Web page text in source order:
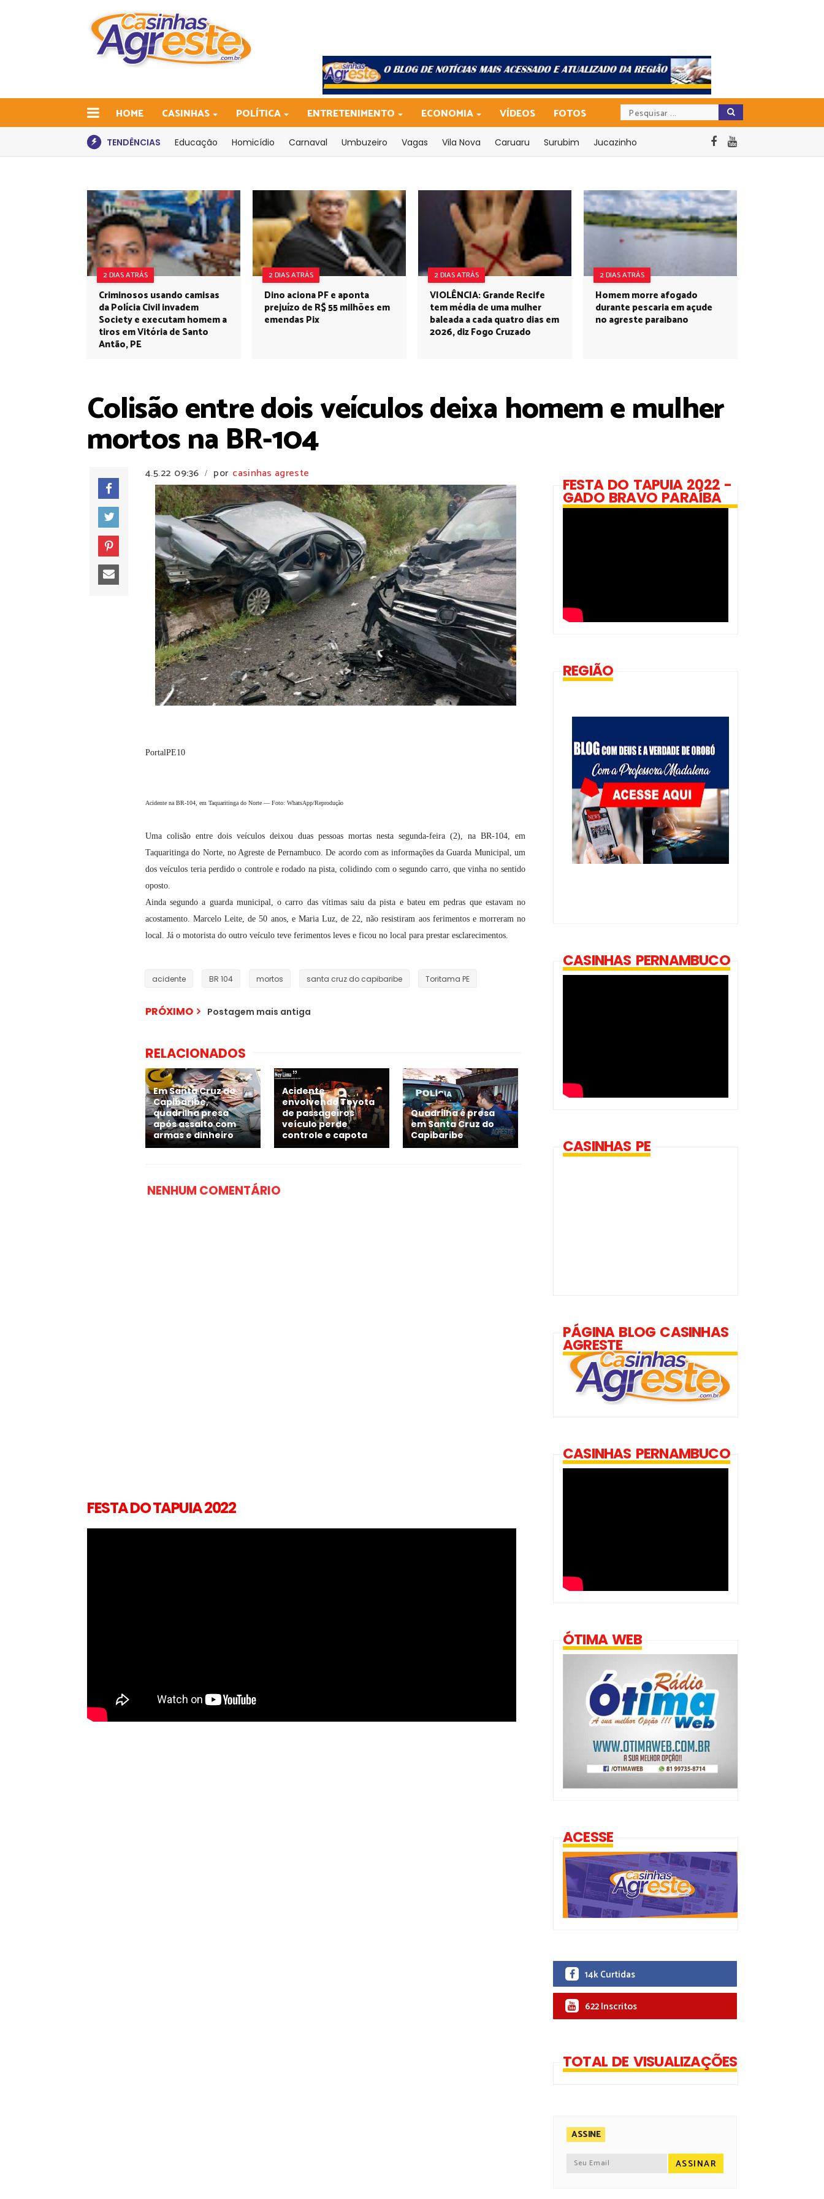
HOME CASINHAS POLÍTICA ENTRETENIMENTO ECONOMIA VÍDEOS FOTOS
TENDÊNCIAS Educação Homicídio Carnaval Umbuzeiro Vagas Vila Nova Caruaru Surubim Jucazinho
2 DIAS ATRÁS
Criminosos usando camisas
da Polícia Civil invadem
Society e executam homem a
tiros em Vitória de Santo
Antão, PE
2 DIAS ATRÁS
Dino aciona PF e aponta
prejuízo de R$ 55 milhões em
emendas Pix
2 DIAS ATRÁS
VIOLÊNCIA: Grande Recife
tem média de uma mulher
baleada a cada quatro dias em
2026, diz Fogo Cruzado
2 DIAS ATRÁS
Homem morre afogado
durante pescaria em açude
no agreste paraibano
Colisão entre dois veículos deixa homem e mulher
mortos na BR-104
4.5.22 09:36 / por casinhas agreste
PortalPE10
Acidente na BR-104, em Taquaritinga do Norte — Foto: WhatsApp/Reprodução
Uma colisão entre dois veículos deixou duas pessoas mortas nesta segunda-feira (2), na BR-104, em
Taquaritinga do Norte, no Agreste de Pernambuco. De acordo com as informações da Guarda Municipal, um
dos veículos teria perdido o controle e rodado na pista, colidindo com o segundo carro, que vinha no sentido
oposto.
Ainda segundo a guarda municipal, o carro das vítimas saiu da pista e bateu em pedras que estavam no
acostamento. Marcelo Leite, de 50 anos, e Maria Luz, de 22, não resistiram aos ferimentos e morreram no
local. Já o motorista do outro veículo teve ferimentos leves e ficou no local para prestar esclarecimentos.
acidente BR 104 mortos santa cruz do capibaribe Toritama PE
PRÓXIMO Postagem mais antiga
RELACIONADOS
Em Santa Cruz do
Capibaribe,
quadrilha presa
após assalto com
armas e dinheiro
Acidente
envolvendo Toyota
de passageiros
veículo perde
controle e capota
Quadrilha é presa
em Santa Cruz do
Capibaribe
NENHUM COMENTÁRIO
FESTA DO TAPUIA 2022
FESTA DO TAPUIA 2022 -
GADO BRAVO PARAÍBA
REGIÃO
CASINHAS PERNAMBUCO
CASINHAS PE
PÁGINA BLOG CASINHAS
AGRESTE
CASINHAS PERNAMBUCO
ÓTIMA WEB
ACESSE
14k Curtidas
622 Inscritos
TOTAL DE VISUALIZAÇÕES
ASSINE